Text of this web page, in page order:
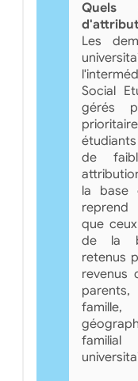
Quels
Les
Social
gérés
de
la base
reprend
que
de la
retenus
revenus